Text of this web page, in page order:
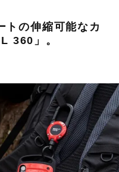
トの伸縮可能なカ
360」。